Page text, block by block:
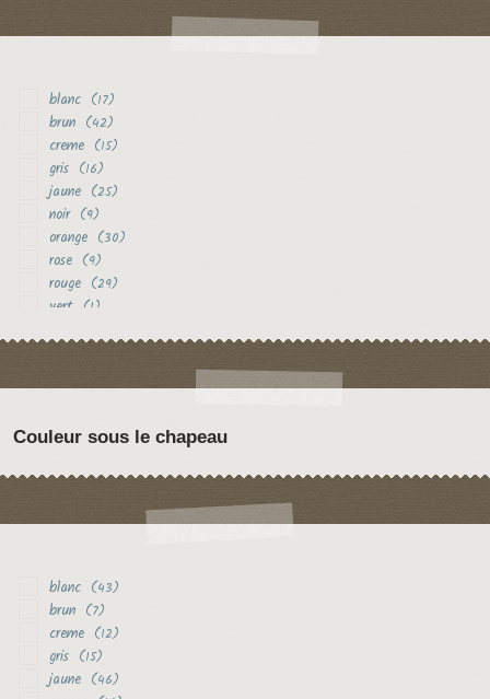
blanc (17)
brun (42)
creme (15)
gris (16)
jaune (25)
noir (9)
orange (30)
rose (9)
rouge (29)
vert (1)
Couleur sous le chapeau
blanc (43)
brun (7)
creme (12)
gris (15)
jaune (46)